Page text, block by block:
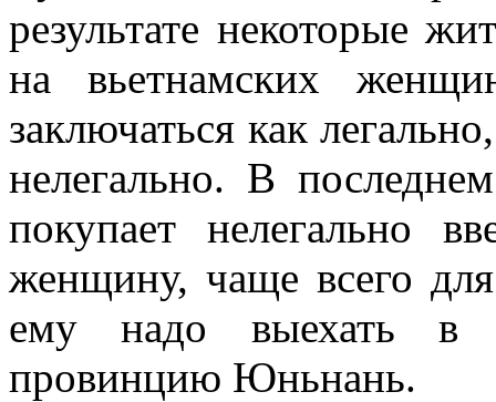
результате некоторые
на вьетнамских
заключаться как
нелегально. В
покупает нелегально
женщину, чаще всего
ему надо выехать в
провинцию Юньнань.